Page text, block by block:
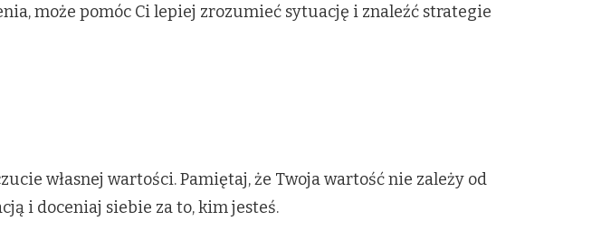
może pomóc Ci lepiej zrozumieć sytuację i znaleźć strategie
własnej wartości. Pamiętaj, że Twoja wartość nie zależy od
i doceniaj siebie za to, kim jesteś.